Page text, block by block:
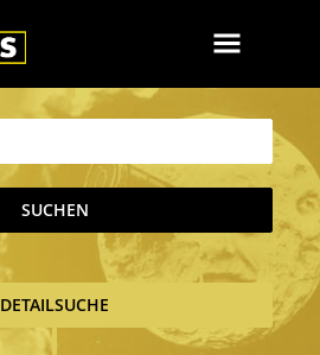
SUCHEN
DETAILSUCHE